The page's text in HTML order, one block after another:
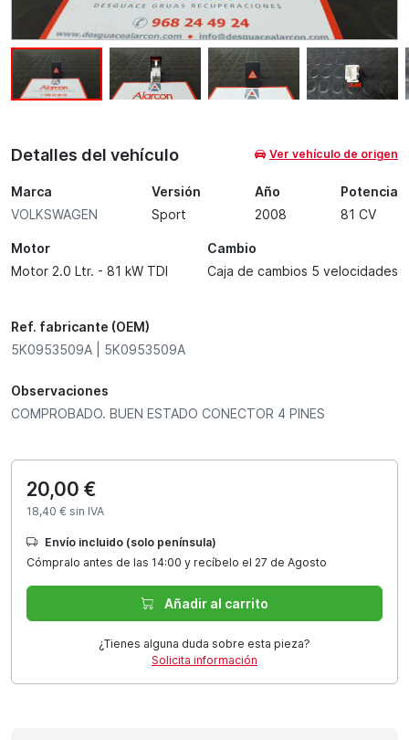
Detalles del vehículo Ver vehículo de origen
Marca
VOLKSWAGEN
Versión
Sport
Año
2008
Potencia
81 CV
Motor
Motor 2.0 Ltr. - 81 kW TDI
Cambio
Caja de cambios 5 velocidades
Ref. fabricante (OEM)
5K0953509A | 5K0953509A
Observaciones
COMPROBADO. BUEN ESTADO CONECTOR 4 PINES
20,00 €
18,40 € sin IVA
Envío incluido (solo península)
Cómpralo antes de las 14:00 y recíbelo el 27 de Agosto
Añadir al carrito
¿Tienes alguna duda sobre esta pieza?
Solicita información